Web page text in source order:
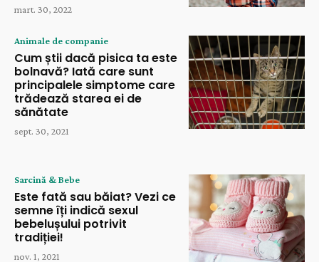
mart. 30, 2022
Animale de companie
Cum știi dacă pisica ta este
bolnavă? Iată care sunt
principalele simptome care
trădează starea ei de
sănătate
sept. 30, 2021
Sarcină & Bebe
Este fată sau băiat? Vezi ce
semne îți indică sexul
bebelușului potrivit
tradiției!
nov. 1, 2021